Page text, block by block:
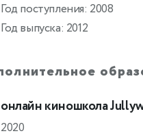
Год поступления: 2008
Год выпуска: 2012
онлайн киношкола
2020